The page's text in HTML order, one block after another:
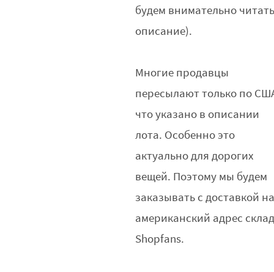
будем внимательно
описание).
Многие продавцы
пересылают только по
что указано в описании
лота. Особенно это
актуально для дорогих
вещей. Поэтому мы будем
заказывать с доставкой
американский адрес
Shopfans.